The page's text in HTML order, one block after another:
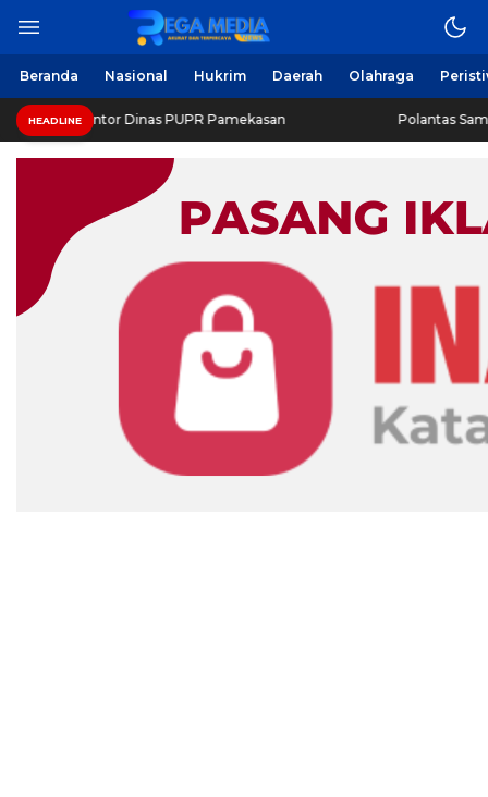
Regamedianews.com
Berita Harian Online
Beranda Nasional Hukrim Daerah Olahraga
HEADLINEKantor Dinas PUPR Pamekasan Polantas